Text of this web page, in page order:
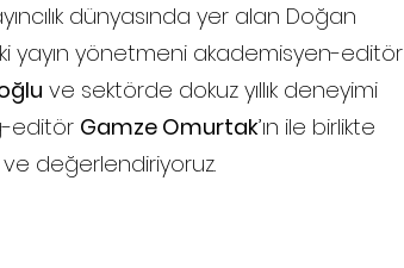
dünyasında yer alan Doğan
yayın yönetmeni akademisyen-editör
ve sektörde dokuz yıllık deneyimi
editör Gamze Omurtak’ın ile birlikte
ve değerlendiriyoruz.